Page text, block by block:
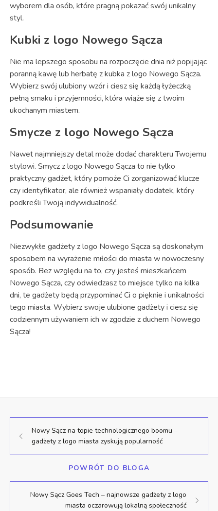
wyborem dla osób, które pragną pokazać swój unikalny
styl.
Kubki z logo Nowego Sącza
Nie ma lepszego sposobu na rozpoczęcie dnia niż popijając
poranną kawę lub herbatę z kubka z logo Nowego Sącza.
Wybierz swój ulubiony wzór i ciesz się każdą łyżeczką
pełną smaku i przyjemności, która wiąże się z twoim
ukochanym miastem.
Smycze z logo Nowego Sącza
Nawet najmniejszy detal może dodać charakteru Twojemu
stylowi. Smycz z logo Nowego Sącza to nie tylko
praktyczny gadżet, który pomoże Ci zorganizować klucze
czy identyfikator, ale również wspaniały dodatek, który
podkreśli Twoją indywidualność.
Podsumowanie
Niezwykłe gadżety z logo Nowego Sącza są doskonałym
sposobem na wyrażenie miłości do miasta w nowoczesny
sposób. Bez względu na to, czy jesteś mieszkańcem
Nowego Sącza, czy odwiedzasz to miejsce tylko na kilka
dni, te gadżety będą przypominać Ci o pięknie i unikalności
tego miasta. Wybierz swoje ulubione gadżety i ciesz się
codziennym używaniem ich w zgodzie z duchem Nowego
Sącza!
Nowy Sącz na topie technologicznego boomu –
gadżety z logo miasta zyskują popularność
POWRÓT DO BLOGA
Nowy Sącz Goes Tech – najnowsze gadżety z logo
miasta oczarowują lokalną społeczność